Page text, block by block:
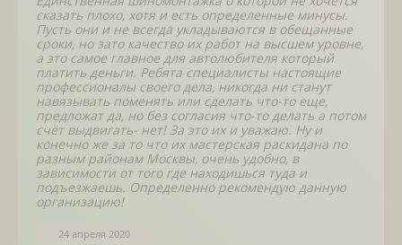
сказать плохо, хотя и есть определенные минусы.
Пусть они и не всегда укладываются в обещанные
сроки, но зато качество их работ на высшем уровне,
а это самое главное для автолюбителя который
платить деньги. Ребята специалисты настоящие
профессионалы своего дела, никогда ни станут
навязывать поменять или сделать что-то еще,
предложат да, но без согласия что-то делать а потом
счёт выдвигать- нет! За это их и уважаю. Ну и
конечно же за то что их мастерская раскидана по
разным районам Москвы, очень удобно, в
зависимости от того где находишься туда и
подъезжаешь. Определенно рекомендую данную
организацию!
24 апреля 2020